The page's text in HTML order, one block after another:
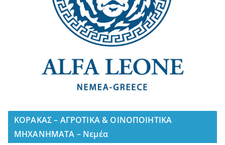
ΚΟΡΑΚΑΣ – ΑΓΡΟΤΙΚΑ & ΟΙΝΟΠΟΙΗΤΙΚΑ
ΜΗΧΑΝΗΜΑΤΑ – Νεμέα